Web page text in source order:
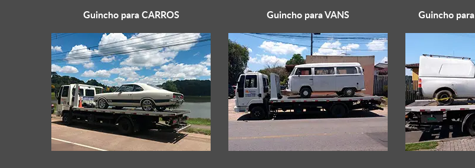
Guincho paraCARROS Guincho paraVANS Guincho para